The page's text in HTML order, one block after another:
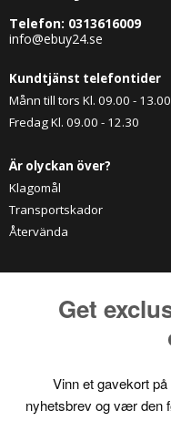
Telefon: 0313616009
info@ebuy24.se
Kundtjänst telefontider
Månn till tors Kl. 09.00 - 13.00
Fredag Kl. 09.00 - 12.30
Är olyckan över?
Klagomål
Transportskador
Återvända
KATEGORIER
Vitrinskåp
Skänkar